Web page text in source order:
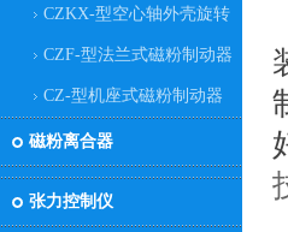
器
CZKX-型空心轴外壳旋转
式磁粉制动器
CZF-型法兰式磁粉制动器
CZ-型机座式磁粉制动器
磁粉离合器
张力控制仪
科技创新先进单位